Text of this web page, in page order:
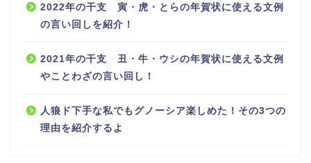
2022年の干支 寅・虎・とらの年賀状に使える文例
の言い回しを紹介！
2021年の干支 丑・牛・ウシの年賀状に使える文例
やことわざの言い回し！
人狼ド下手な私でもグノーシア楽しめた！その3つの
理由を紹介するよ